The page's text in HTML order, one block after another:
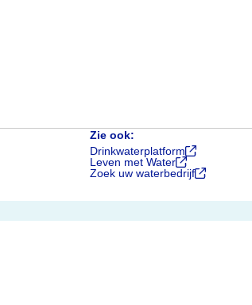
Zie ook:
Drinkwaterplatform
Leven met Water
Zoek uw waterbedrijf